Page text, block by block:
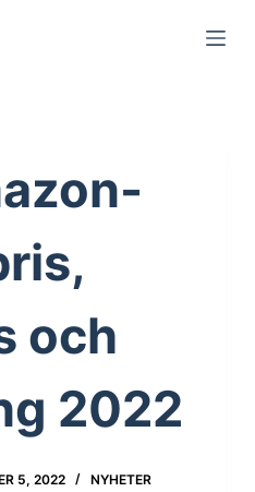
och
2022
5, 2022 NYHETER